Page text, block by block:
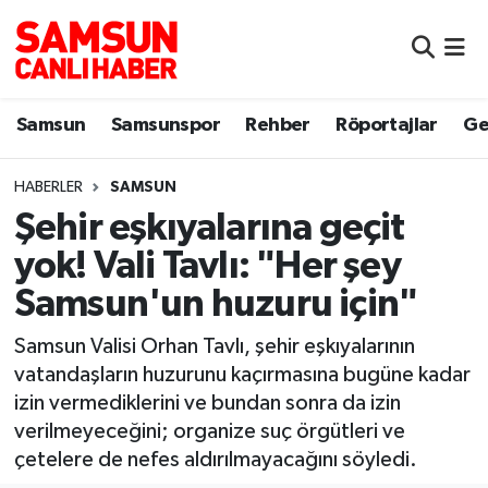
Samsun Samsunspor Rehber Röportajlar
HABERLER SAMSUN
Şehir eşkıyalarına geçit
yok! Vali Tavlı: "Her şey
Samsun'un huzuru için"
Samsun Valisi Orhan Tavlı, şehir eşkıyalarının
vatandaşların huzurunu kaçırmasına bugüne kadar
izin vermediklerini ve bundan sonra da izin
verilmeyeceğini; organize suç örgütleri ve
çetelere de nefes aldırılmayacağını söyledi.
Samsun
Sokak Röportajları
Genel
Dünya
Sağlık
Yemek
Samsun Nöbetçi Eczaneler
Samsun Hava Durumu
Samsun Namaz Vakitleri
Samsun Trafik Yoğunluk Haritası
Süper Lig Puan Durumu ve Fikstür
Son Dakika Haberleri
Haber Arşivi